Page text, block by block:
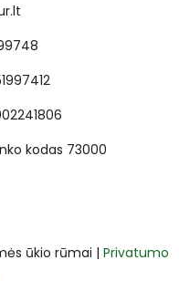
kodas 73000
ūkio rūmai | Privatumo